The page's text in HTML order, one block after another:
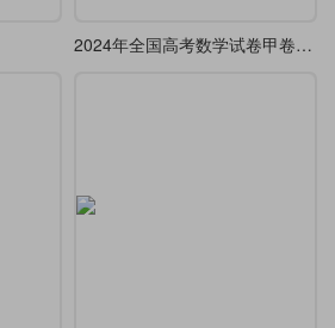
2024年全国高考数学试卷甲卷文科